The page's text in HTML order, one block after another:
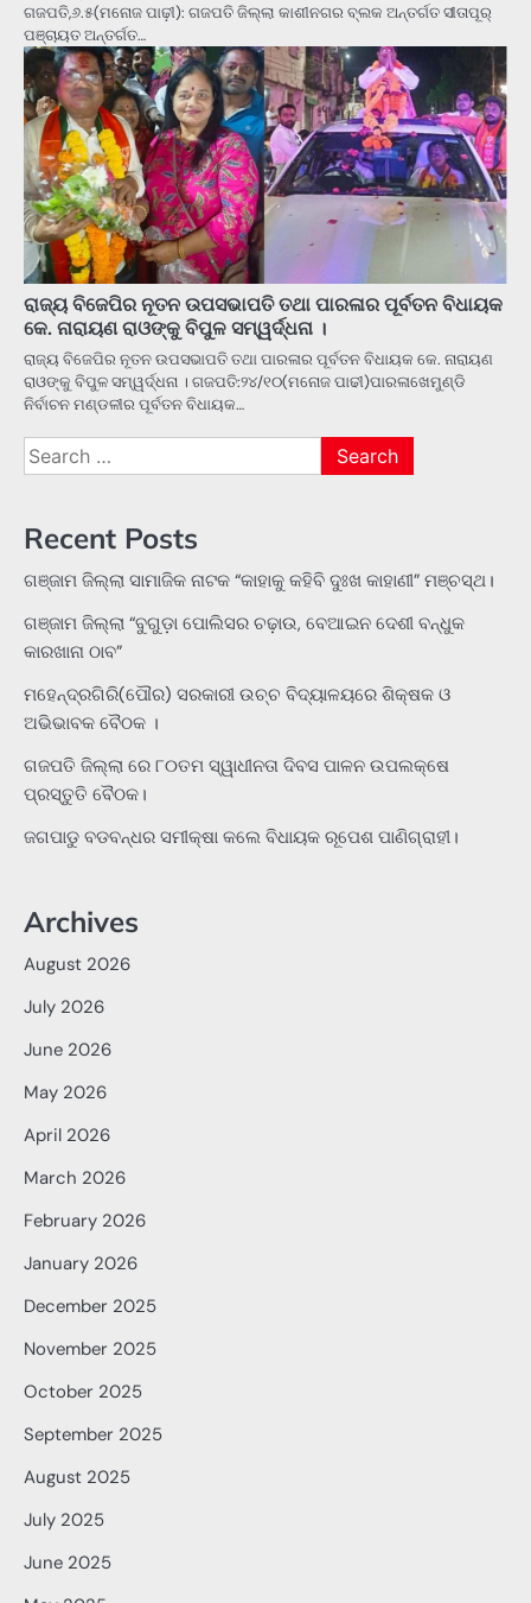
ଗଜପତି,୬.୫(ମନୋଜ ପାଢ଼ୀ): ଗଜପତି ଜିଲ୍ଲା କାଶୀନଗର ବ୍ଲକ ଅନ୍ତର୍ଗତ ସୀତାପୂର୍
ପଞ୍ଚାୟତ ଅନ୍ତର୍ଗତ…
ରାଜ୍ୟ ବିଜେପିର ନୂତନ ଉପସଭାପତି ତଥା ପାରଳାର ପୂର୍ବତନ ବିଧାୟକ
କେ. ନାରାୟଣ ରାଓଙ୍କୁ ବିପୁଳ ସମ୍ୱର୍ଦ୍ଧନା ।
ରାଜ୍ୟ ବିଜେପିର ନୂତନ ଉପସଭାପତି ତଥା ପାରଳାର ପୂର୍ବତନ ବିଧାୟକ କେ. ନାରାୟଣ
ରାଓଙ୍କୁ ବିପୁଳ ସମ୍ୱର୍ଦ୍ଧନା । ଗଜପତି:୨୪/୧୦(ମନୋଜ ପାଢୀ)ପାରଳାଖେମୁଣ୍ଡି
ନିର୍ବାଚନ ମଣ୍ଡଳୀର ପୂର୍ବତନ ବିଧାୟକ…
Search
for:
Recent Posts
ଗଞ୍ଜାମ ଜିଲ୍ଲା ସାମାଜିକ ନାଟକ “କାହାକୁ କହିବି ଦୁଃଖ କାହାଣୀ” ମଞ୍ଚସ୍ଥ।
ଗଞ୍ଜାମ ଜିଲ୍ଲା “ବୁଗୁଡ଼ା ପୋଲିସର ଚଢ଼ାଉ, ବେଆଇନ ଦେଶୀ ବନ୍ଧୁକ
କାରଖାନା ଠାବ”
ମହେନ୍ଦ୍ରଗିରି(ପୌର) ସରକାରୀ ଉଚ୍ଚ ବିଦ୍ୟାଳୟରେ ଶିକ୍ଷକ ଓ
ଅଭିଭାବକ ବୈଠକ ।
ଗଜପତି ଜିଲ୍ଲା ରେ ୮୦ତମ ସ୍ୱାଧୀନତା ଦିବସ ପାଳନ ଉପଲକ୍ଷେ
ପ୍ରସ୍ତୁତି ବୈଠକ।
ଜଗପାଡୁ ବଡବନ୍ଧର ସମୀକ୍ଷା କଲେ ବିଧାୟକ ରୂପେଶ ପାଣିଗ୍ରାହୀ।
Archives
August 2026
July 2026
June 2026
May 2026
April 2026
March 2026
February 2026
January 2026
December 2025
November 2025
October 2025
September 2025
August 2025
July 2025
June 2025